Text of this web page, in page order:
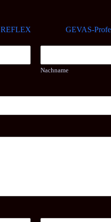
REFLEX GEVAS-
Nachname